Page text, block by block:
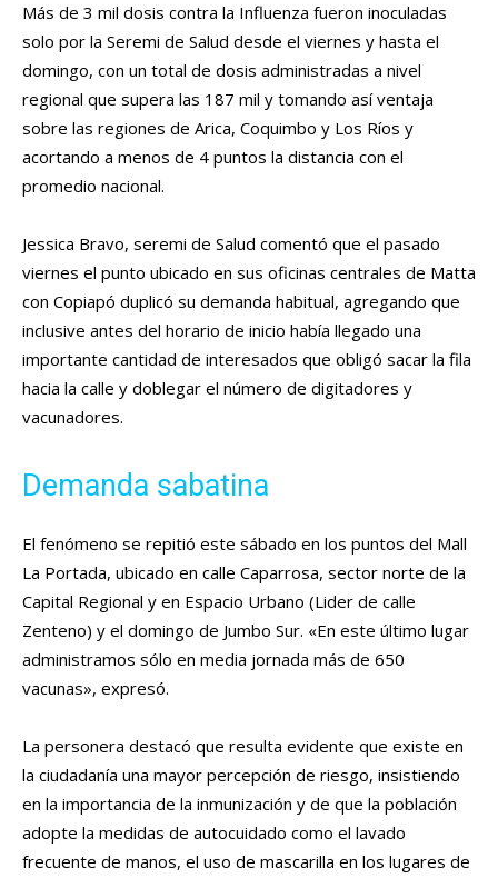
Más de 3 mil dosis contra la Influenza fueron inoculadas
solo por la Seremi de Salud desde el viernes y hasta el
domingo, con un total de dosis administradas a nivel
regional que supera las 187 mil y tomando así ventaja
sobre las regiones de Arica, Coquimbo y Los Ríos y
acortando a menos de 4 puntos la distancia con el
promedio nacional.
Jessica Bravo, seremi de Salud comentó que el pasado
viernes el punto ubicado en sus oficinas centrales de Matta
con Copiapó duplicó su demanda habitual, agregando que
inclusive antes del horario de inicio había llegado una
importante cantidad de interesados que obligó sacar la fila
hacia la calle y doblegar el número de digitadores y
vacunadores.
Demanda sabatina
El fenómeno se repitió este sábado en los puntos del Mall
La Portada, ubicado en calle Caparrosa, sector norte de la
Capital Regional y en Espacio Urbano (Lider de calle
Zenteno) y el domingo de Jumbo Sur. «En este último lugar
administramos sólo en media jornada más de 650
vacunas», expresó.
La personera destacó que resulta evidente que existe en
la ciudadanía una mayor percepción de riesgo, insistiendo
en la importancia de la inmunización y de que la población
adopte la medidas de autocuidado como el lavado
frecuente de manos, el uso de mascarilla en los lugares de